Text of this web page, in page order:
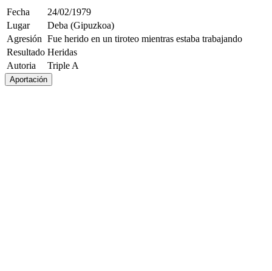
Fecha
24/02/1979
Lugar
Deba (Gipuzkoa)
Agresión Fue herido en un tiroteo mientras estaba trabajando
Resultado Heridas
Autoria
Triple A